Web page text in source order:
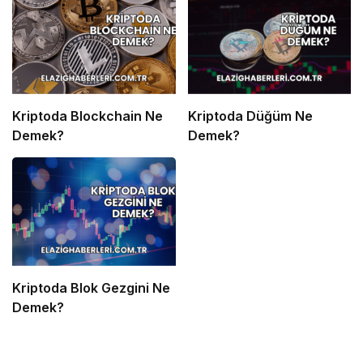
Kriptoda Blockchain Ne
Demek?
Kriptoda Düğüm Ne
Demek?
Kriptoda Blok Gezgini Ne
Demek?